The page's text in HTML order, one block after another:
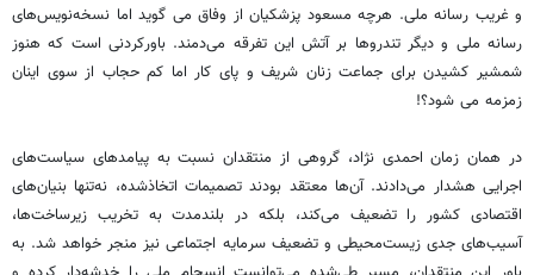
و غریب رسانه ملی. هرچه مسعود پزشکیان از وفاق می گوید اما نسخه‌نویس‌های
رسانه ملی و دیگر تندروها بر آتش این تفرقه می‌دمند. باورکردنی است که هنوز
شمشیر کشیدن برای جماعت زنان شریف و پای کار اما کم حجاب از سوی اینان
زمزمه می شود؟!
در همان زمان احمدی نژاد، گروهی از منتقدان نسبت به پیامدهای سیاست‌های
اجرایی هشدار می‌دادند. آن‌ها معتقد بودند تصمیمات اتخاذشده، نه‌تنها بنیان‌های
اقتصادی کشور را تضعیف می‌کند، بلکه در بلندمدت به تخریب زیرساخت‌ها،
آسیب‌های جدی زیست‌محیطی و تضعیف سرمایه اجتماعی نیز منجر خواهد شد. به